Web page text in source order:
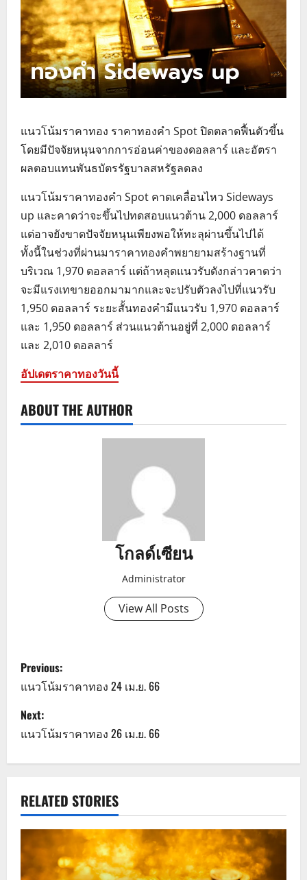
แนวโน้มราคาทอง ราคาทองคำ Spot ปิดตลาดฟื้นตัวขึ้น
โดยมีปัจจัยหนุนจากการอ่อนค่าของดอลลาร์ และอัตรา
ผลตอบแทนพันธบัตรรัฐบาลสหรัฐลดลง
แนวโน้มราคาทองคำ Spot คาดเคลื่อนไหว Sideways
up และคาดว่าจะขึ้นไปทดสอบแนวต้าน 2,000 ดอลลาร์
แต่อาจยังขาดปัจจัยหนุนเพียงพอให้ทะลุผ่านขึ้นไปได้
ทั้งนี้ในช่วงที่ผ่านมาราคาทองคำพยายามสร้างฐานที่
บริเวณ 1,970 ดอลลาร์ แต่ถ้าหลุดแนวรับดังกล่าวคาดว่า
จะมีแรงเทขายออกมามากและจะปรับตัวลงไปที่แนวรับ
1,950 ดอลลาร์ ระยะสั้นทองคำมีแนวรับ 1,970 ดอลลาร์
และ 1,950 ดอลลาร์ ส่วนแนวต้านอยู่ที่ 2,000 ดอลลาร์
และ 2,010 ดอลลาร์
อัปเดตราคาทองวันนี้
ABOUT THE AUTHOR
โกลด์เซียน
Administrator
View All Posts
P
o
s
t
a
v
i
Previous:
แนวโน้มราคาทอง 24 เม.ย. 66
Next:
แนวโน้มราคาทอง 26 เม.ย. 66
RELATED STORIES